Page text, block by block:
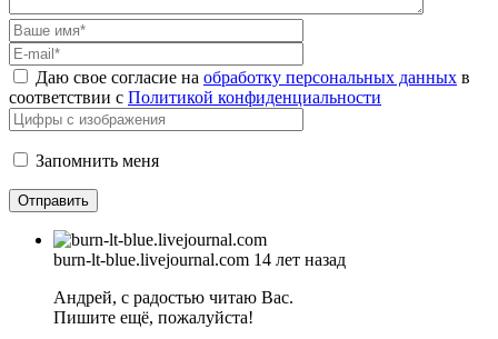
Даю свое согласие на обработку персональных данных в
соответствии с Политикой конфиденциальности
Запомнить меня
burn-lt-blue.livejournal.com 14 лет назад
Андрей, с радостью читаю Вас.
Пишите ещё, пожалуйста!